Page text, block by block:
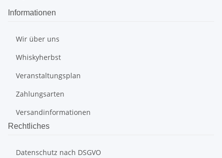
Informationen
Wir über uns
Whiskyherbst
Veranstaltungsplan
Zahlungsarten
Versandinformationen
Rechtliches
Datenschutz nach DSGVO